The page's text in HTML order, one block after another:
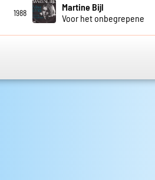
1988
Martine Bijl
Voor het onbegrepene